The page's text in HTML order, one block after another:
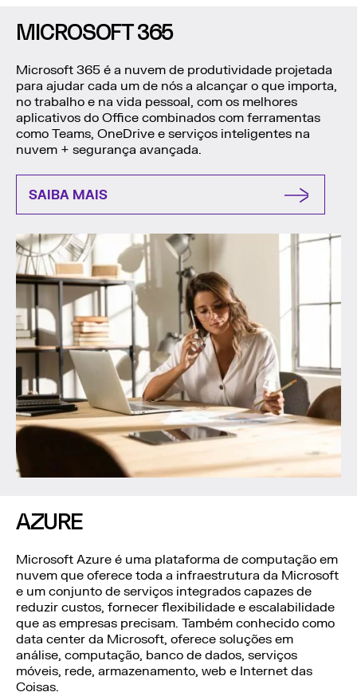
MICROSOFT 365
Microsoft 365 é a nuvem de produtividade projetada
para ajudar cada um de nós a alcançar o que importa,
no trabalho e na vida pessoal, com os melhores
aplicativos do Office combinados com ferramentas
como Teams, OneDrive e serviços inteligentes na
nuvem + segurança avançada.
SAIBA MAIS
AZURE
Microsoft Azure é uma plataforma de computação em
nuvem que oferece toda a infraestrutura da Microsoft
e um conjunto de serviços integrados capazes de
reduzir custos, fornecer flexibilidade e escalabilidade
que as empresas precisam. Também conhecido como
data center da Microsoft, oferece soluções em
análise, computação, banco de dados, serviços
móveis, rede, armazenamento, web e Internet das
Coisas.